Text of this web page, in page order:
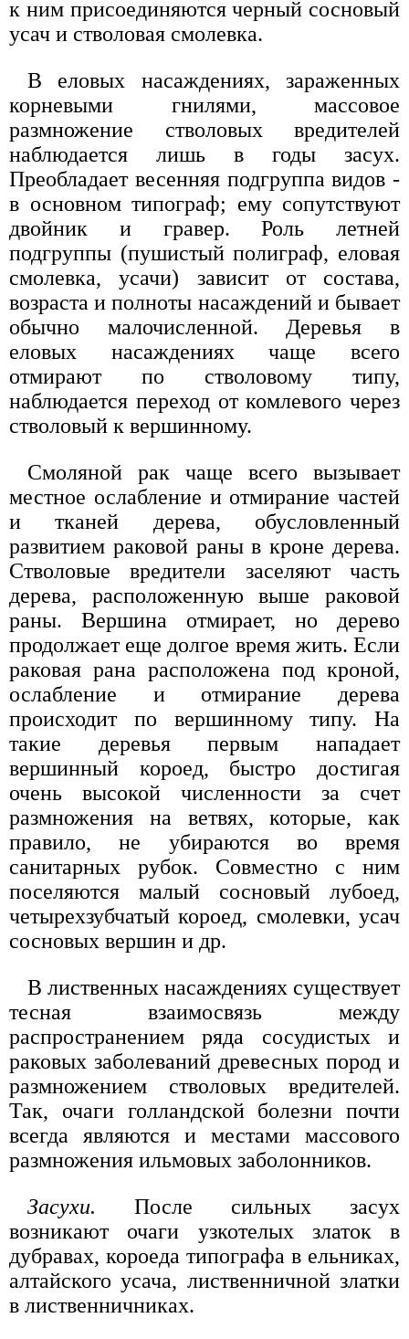
к ним присоединяются черный сосновый
усач и стволовая смолевка.
В еловых насаждениях, зараженных
корневыми гнилями, массовое
размножение стволовых вредителей
наблюдается лишь в годы засух.
Преобладает весенняя подгруппа видов -
в основном типограф; ему сопутствуют
двойник и гравер. Роль летней
подгруппы (пушистый полиграф, еловая
смолевка, усачи) зависит от состава,
возраста и полноты насаждений и бывает
обычно малочисленной. Деревья в
еловых насаждениях чаще всего
отмирают по стволовому типу,
наблюдается переход от комлевого через
стволовый к вершинному.
Смоляной рак чаще всего вызывает
местное ослабление и отмирание частей
и тканей дерева, обусловленный
развитием раковой раны в кроне дерева.
Стволовые вредители заселяют часть
дерева, расположенную выше раковой
раны. Вершина отмирает, но дерево
продолжает еще долгое время жить. Если
раковая рана расположена под кроной,
ослабление и отмирание дерева
происходит по вершинному типу. На
такие деревья первым нападает
вершинный короед, быстро достигая
очень высокой численности за счет
размножения на ветвях, которые, как
правило, не убираются во время
санитарных рубок. Совместно с ним
поселяются малый сосновый лубоед,
четырехзубчатый короед, смолевки, усач
сосновых вершин и др.
В лиственных насаждениях существует
тесная взаимосвязь между
распространением ряда сосудистых и
раковых заболеваний древесных пород и
размножением стволовых вредителей.
Так, очаги голландской болезни почти
всегда являются и местами массового
размножения ильмовых заболонников.
Засухи. После сильных засух
возникают очаги узкотелых златок в
дубравах, короеда типографа в ельниках,
алтайского усача, лиственничной златки
в лиственничниках.